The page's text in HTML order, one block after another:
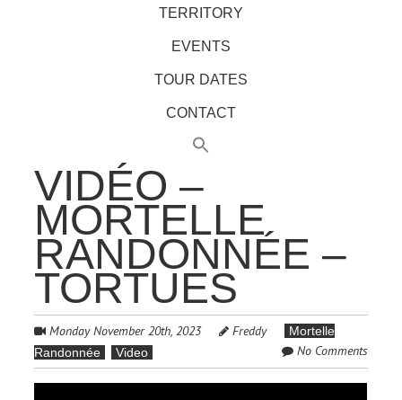
TERRITORY
EVENTS
TOUR DATES
CONTACT
VIDÉO –
MORTELLE
RANDONNÉE –
TORTUES
Monday November 20th, 2023 Freddy
Mortelle
Randonnée
Video No Comments